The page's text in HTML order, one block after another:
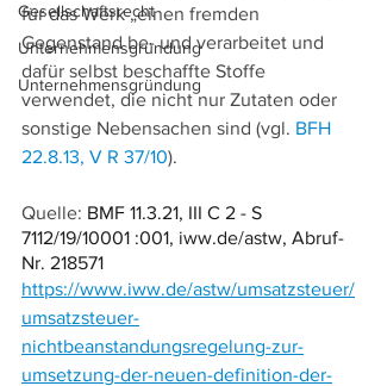
Gesellschaftsrecht
Unternehmensgründung
Unternehmensgründung
für das Werk „einen fremden
Gegenstand be- und verarbeitet und
dafür selbst beschaffte Stoffe
verwendet, die nicht nur Zutaten oder
sonstige Nebensachen sind (vgl. BFH
22.8.13, V R 37/10).
Quelle: BMF 11.3.21, III C 2 - S
7112/19/10001 :001, iww.de/astw, Abruf-
Nr. 218571
https://www.iww.de/astw/umsatzsteuer/
umsatzsteuer-
nichtbeanstandungsregelung-zur-
umsetzung-der-neuen-definition-der-